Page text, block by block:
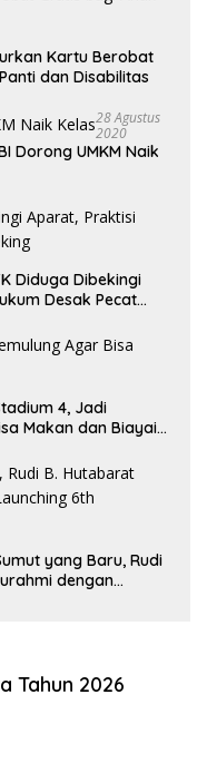
Kartu Berobat
dan Disabilitas
28 Agustus
2020
Dorong UMKM Naik
Diduga Dibekingi
Desak Pecat
4, Jadi
Makan dan Biayai
yang Baru, Rudi
dengan
Tahun 2026